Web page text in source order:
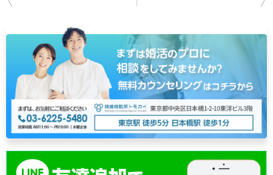
ナ
ー
ョ
ン